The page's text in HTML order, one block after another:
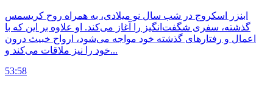
ابنزر اسکروج در شب سال نو میلادی، به همراه روح کریسمس
گذشته، سفری شگفت‌انگیز را آغاز می‌کند. او علاوه بر این که با
اعمال و رفتارهای گذشته خود مواجه می‌شود، ارواح خبیث درون
خود را نیز ملاقات می‌کند و...
53:58